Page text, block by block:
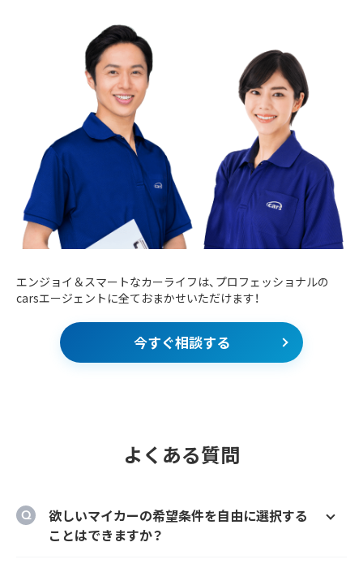
エンジョイ＆スマートなカーライフは、プロフェッショナルの
carsエージェントに全ておまかせいただけます！
今すぐ相談する
よくある質問
欲しいマイカーの希望条件を自由に選択する
ことはできますか？